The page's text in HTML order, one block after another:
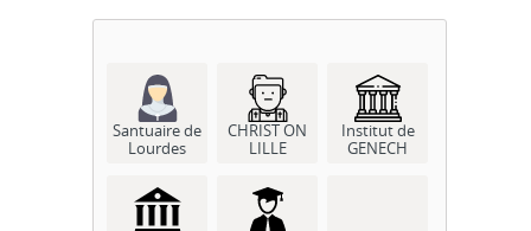
Santuaire de
Lourdes
CHRIST ON
LILLE
Institut de
GENECH